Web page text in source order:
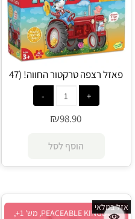
פאזל רצפה טרקטור החווה! (47
חלקים) - PEACEABLE KINGDOM
₪98.90
הוסף לסל
PEACEABLE KINGDOM, מש' 1+,
אזל במלאי